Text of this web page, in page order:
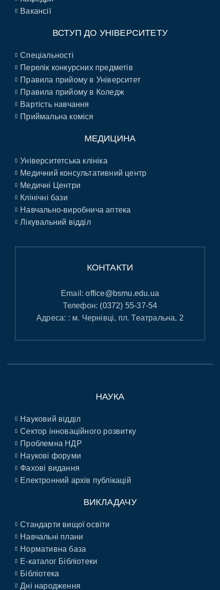
Вакансії
ВСТУП ДО УНІВЕРСИТЕТУ
Спеціальності
Перелік конкурсних предметів
Правила прийому в Університет
Правила прийому в Коледж
Вартість навчання
Приймальна коміся
МЕДИЦИНА
Університетська клініка
Медичний консультативний центр
Медичні Центри
Клінічні бази
Навчально-виробнича аптека
Лікувальний відділ
КОНТАКТИ
Email:office@bsmu.edu.ua
Телефон: (0372) 55-37-54
Адреса: : м. Чернівці, пл. Театральна, 2
НАУКА
Науковий відділ
Сектор інноваційного розвитку
Проблемна НДР
Наукові форуми
Фахові видання
Електронний архів публікацій
ВИКЛАДАЧУ
Стандарти вищої освіти
Навчальні плани
Нормативна база
E-каталог Бібліотеки
Бібліотека
Дні народження